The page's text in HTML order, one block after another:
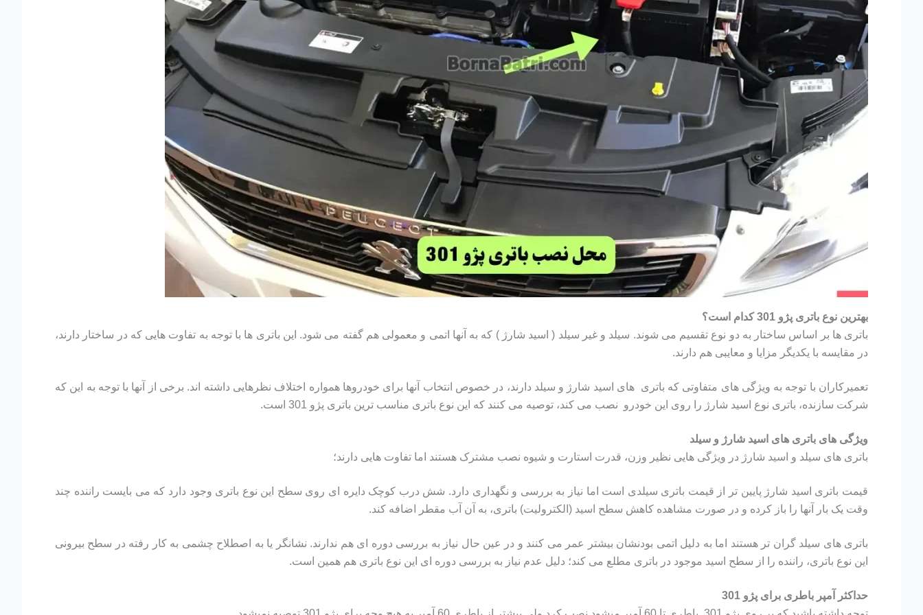
بهترین نوع باتری پژو 301 کدام است؟
باتری ها بر اساس ساختار به دو نوع تقسیم می شوند. سیلد و غیر سیلد ( اسید شارژ ) که به آنها اتمی و معمولی هم گفته می شود. این باتری ها با توجه به تفاوت هایی که در ساختار دارند،
در مقایسه با یکدیگر مزایا و معایبی هم دارند.
تعمیرکاران با توجه به ویژگی های متفاوتی که باتری های اسید شارژ و سیلد دارند، در خصوص انتخاب آنها برای خودروها همواره اختلاف نظرهایی داشته اند. برخی از آنها با توجه به این که
شرکت سازنده، باتری نوع اسید شارژ را روی این خودرو نصب می کند، توصیه می کنند که این نوع باتری مناسب ترین باتری پژو 301 است.
ویژگی های باتری های اسید شارژ و سیلد
باتری های سیلد و اسید شارژ در ویژگی هایی نظیر وزن، قدرت استارت و شیوه نصب مشترک هستند اما تفاوت هایی دارند؛
قیمت باتری اسید شارژ پایین تر از قیمت باتری سیلدی است اما نیاز به بررسی و نگهداری دارد. شش درب کوچک دایره ای روی سطح این نوع باتری وجود دارد که می بایست راننده چند
وقت یک بار آنها را باز کرده و در صورت مشاهده کاهش سطح اسید (الکترولیت) باتری، به آن آب مقطر اضافه کند.
باتری های سیلد گران تر هستند اما به دلیل اتمی بودنشان بیشتر عمر می کنند و در عین حال نیاز به بررسی دوره ای هم ندارند. نشانگر یا به اصطلاح چشمی به کار رفته در سطح بیرونی
این نوع باتری، راننده را از سطح اسید موجود در باتری مطلع می کند؛ دلیل عدم نیاز به بررسی دوره ای این نوع باتری هم همین است.
حداکثر آمپر باطری برای پژو 301